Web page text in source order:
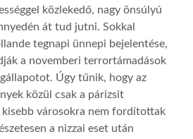
közlekedő, nagy önsúlyú
át tud jutni. Sokkal
tegnapi ünnepi bejelentése,
a novemberi terrortámadások
Úgy tűnik, hogy az
közül csak a párizsit
városokra nem fordítottak
a nizzai eset után